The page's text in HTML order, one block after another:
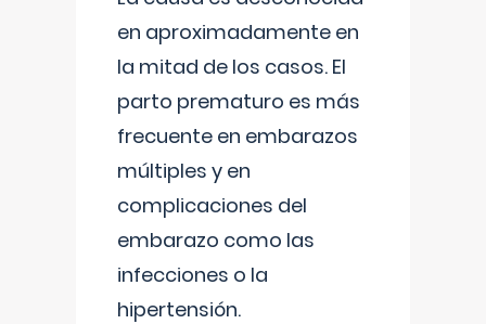
en aproximadamente en
la mitad de los casos. El
parto prematuro es más
frecuente en embarazos
múltiples y en
complicaciones del
embarazo como las
infecciones o la
hipertensión.